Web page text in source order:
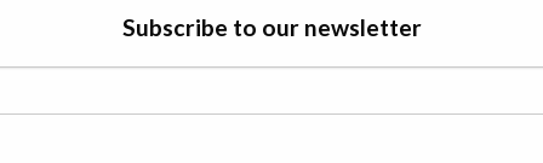
Subscribe to our newsletter